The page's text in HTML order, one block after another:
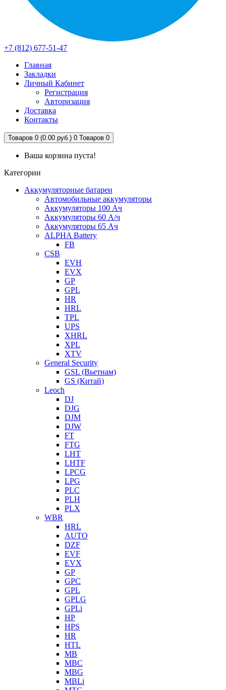
+7 (812) 677-51-47
Главная
Закладки
Личный Кабинет
Регистрация
Авторизация
Доставка
Контакты
Товаров 0 (0.00 руб.) 0 Товаров 0
Ваша корзина пуста!
Категории
Аккумуляторные батареи
Автомобильные аккумуляторы
Аккумуляторы 100 Ач
Аккумуляторы 60 А/ч
Аккумуляторы 65 Ач
ALPHA Battery
FB
CSB
EVH
EVX
GP
GPL
HR
HRL
TPL
UPS
XHRL
XPL
XTV
General Security
GSL (Вьетнам)
GS (Китай)
Leoch
DJ
DJG
DJM
DJW
FT
FTG
LHT
LHTF
LPCG
LPG
PLC
PLH
PLX
WBR
HRL
AUTO
DZF
EVF
EVX
GP
GPC
GPL
GPLG
GPLi
HP
HPS
HR
HTL
MB
MBC
MBG
MBLi